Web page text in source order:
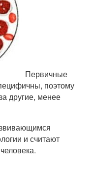
Первичные
поэтому
другие, менее
и считают